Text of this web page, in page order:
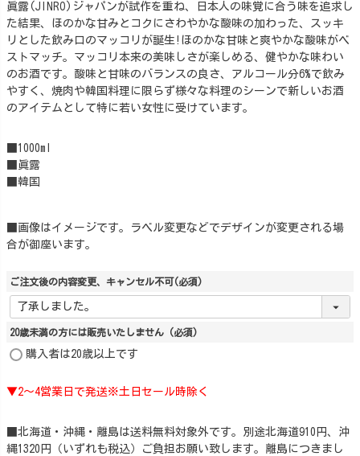
眞露(JINRO)ジャパンが試作を重ね、日本人の味覚に合う味を追求し
た結果、ほのかな甘みとコクにさわやかな酸味の加わった、スッキ
リとした飲み口のマッコリが誕生!ほのかな甘味と爽やかな酸味がベ
ストマッチ。マッコリ本来の美味しさが楽しめる、健やかな味わい
のお酒です。酸味と甘味のバランスの良さ、アルコール分6%で飲み
やすく、焼肉や韓国料理に限らず様々な料理のシーンで新しいお酒
のアイテムとして特に若い女性に受けています。
■1000ml
■眞露
■韓国
■画像はイメージです。ラベル変更などでデザインが変更される場
合が御座います。
ご注文後の内容変更、キャンセル不可(必須)
20歳未満の方には販売いたしません (必須)
購入者は20歳以上です
▼2～4営業日で発送※土日セール時除く
■北海道・沖縄・離島は送料無料対象外です。別途北海道910円、沖
縄1320円（いずれも税込）ご負担お願い致します。離島につきまし